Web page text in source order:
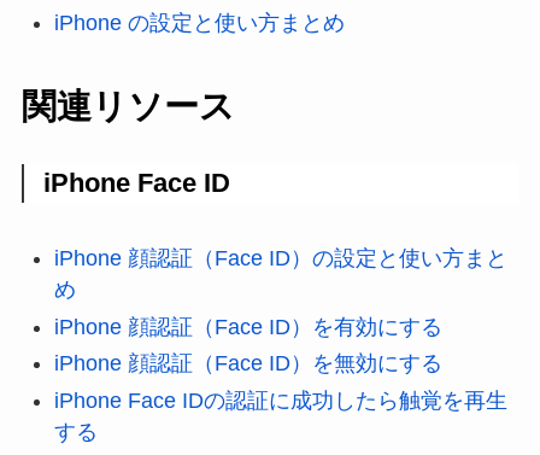
iPhone の設定と使い方まとめ
関連リソース
iPhone Face ID
iPhone 顔認証（Face ID）の設定と使い方まと
め
iPhone 顔認証（Face ID）を有効にする
iPhone 顔認証（Face ID）を無効にする
iPhone Face IDの認証に成功したら触覚を再生
する